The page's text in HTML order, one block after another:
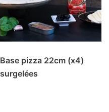
Base pizza 22cm (x4)
surgelées